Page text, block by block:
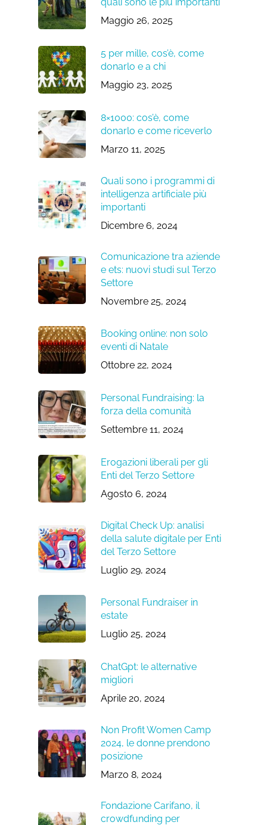
Maggio 26, 2025
5 per mille, cos’è, come
donarlo e a chi
Maggio 23, 2025
8×1000: cos’è, come
donarlo e come riceverlo
Marzo 11, 2025
Quali sono i programmi di
intelligenza artificiale più
importanti
Dicembre 6, 2024
Comunicazione tra aziende
e ets: nuovi studi sul Terzo
Settore
Novembre 25, 2024
Booking online: non solo
eventi di Natale
Ottobre 22, 2024
Personal Fundraising: la
forza della comunità
Settembre 11, 2024
Erogazioni liberali per gli
Enti del Terzo Settore
Agosto 6, 2024
Digital Check Up: analisi
della salute digitale per Enti
del Terzo Settore
Luglio 29, 2024
Personal Fundraiser in
estate
Luglio 25, 2024
ChatGpt: le alternative
migliori
Aprile 20, 2024
Non Profit Women Camp
2024, le donne prendono
posizione
Marzo 8, 2024
Fondazione Carifano, il
crowdfunding per